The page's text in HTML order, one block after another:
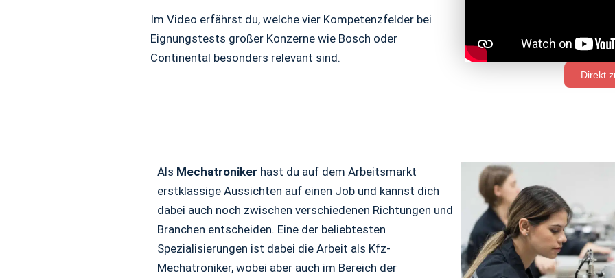
Direkt
Im Video erfährst du, welche vier Kompetenzfelder bei
Eignungstests großer Konzerne wie Bosch oder
Continental besonders relevant sind.
Als Mechatroniker hast du auf dem Arbeitsmarkt
erstklassige Aussichten auf einen Job und kannst dich
dabei auch noch zwischen verschiedenen Richtungen und
Branchen entscheiden. Eine der beliebtesten
Spezialisierungen ist dabei die Arbeit als Kfz-
Mechatroniker, wobei aber auch im Bereich der